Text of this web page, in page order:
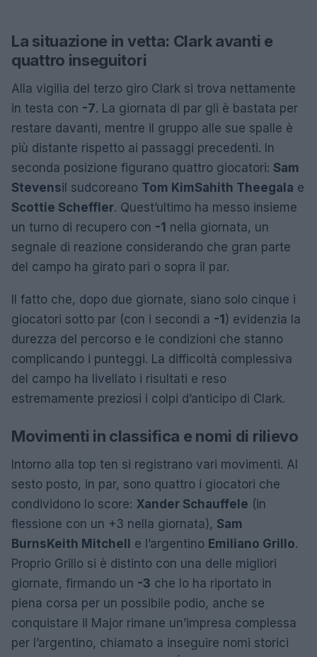
La situazione in vetta: Clark avanti e
quattro inseguitori
Alla vigilia del terzo giro Clark si trova nettamente
in testa con -7. La giornata di par gli è bastata per
restare davanti, mentre il gruppo alle sue spalle è
più distante rispetto ai passaggi precedenti. In
seconda posizione figurano quattro giocatori: Sam
Stevensil sudcoreano Tom KimSahith Theegala e
Scottie Scheffler. Quest’ultimo ha messo insieme
un turno di recupero con -1 nella giornata, un
segnale di reazione considerando che gran parte
del campo ha girato pari o sopra il par.
Il fatto che, dopo due giornate, siano solo cinque i
giocatori sotto par (con i secondi a -1 ) evidenzia la
durezza del percorso e le condizioni che stanno
complicando i punteggi. La difficoltà complessiva
del campo ha livellato i risultati e reso
estremamente preziosi i colpi d’anticipo di Clark.
Movimenti in classifica e nomi di rilievo
Intorno alla top ten si registrano vari movimenti. Al
sesto posto, in par, sono quattro i giocatori che
condividono lo score: Xander Schauffele (in
flessione con un +3 nella giornata), Sam
Burns Keith Mitchell e l’argentino Emiliano Grillo.
Proprio Grillo si è distinto con una delle migliori
giornate, firmando un -3 che lo ha riportato in
piena corsa per un possibile podio, anche se
conquistare il Major rimane un’impresa complessa
per l’argentino, chiamato a inseguire nomi storici